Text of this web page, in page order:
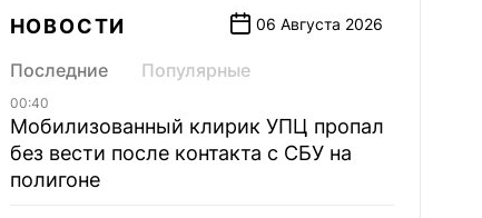
НОВОСТИ 06 Августа 2026
Последние Популярные
00:40
Мобилизованный клирик УПЦ пропал
без вести после контакта с СБУ на
полигоне